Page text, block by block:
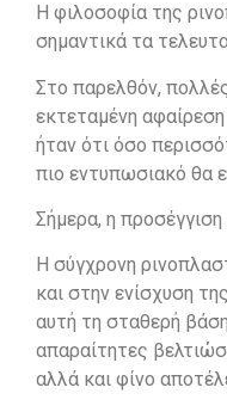
Η φιλοσοφία της
σημαντικά τα
Στο παρελθόν,
εκτεταμένη
ήταν ότι όσο
πιο εντυπωσιακό θα
Σήμερα, η προσέγγιση
Η σύγχρονη
και στην ενίσχυση
αυτή τη σταθερή
απαραίτητες
αλλά και φίνο